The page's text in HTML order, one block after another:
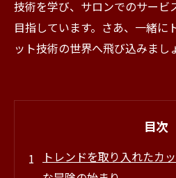
技術を学び、サロンでのサービ
目指しています。さあ、一緒に
ット技術の世界へ飛び込みまし
目次
トレンドを取り入れたカ